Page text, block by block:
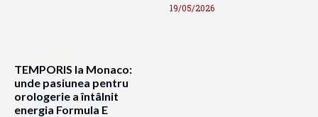
TEMPORIS la Monaco:
unde pasiunea pentru
orologerie a întâlnit
energia Formula E
19/05/2026